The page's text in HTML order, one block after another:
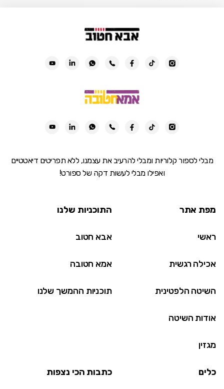
מבלי לספור קלוריות ומבלי להרעיב את עצמנו, ללא תפריטים דיאטטיים
ואפילו מבלי לעשות דקה של ספורט!
מפת אתר
ראשי
אכילה רגשית
השיטה הלפטינית
אודות השיטה
מגזין
התוכניות שלנו
אבא חטוב
אמא חטובה
תוכניות ההמשך שלנו
כלים כתבות הכי נצפות